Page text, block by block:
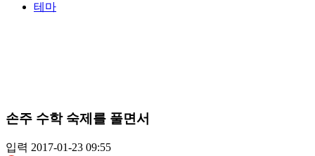
테마
손주 수학 숙제를 풀면서
입력 2017-01-23 09:55